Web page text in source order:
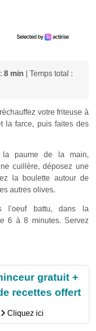
8 min | Temps total :
votre friteuse à
la farce, puis faites des
la paume de la main,
cuillère, déposez une
la boulette autour de
autres olives.
l'oeuf battu, dans la
6 à 8 minutes. Servez
gratuit +
recettes offert
Cliquez ici